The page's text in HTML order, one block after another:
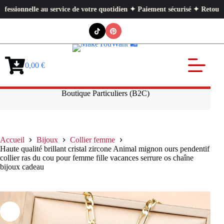
au service de votre quotidien ✦ Paiement sécurisé ✦ Retours faciles
Panier0,00 €
Boutique Particuliers (B2C)
Accueil Bijoux
Collier femme
Haute qualité brillant cristal zircone Animal mignon ours pendentif
collier ras du cou pour femme fille vacances serrure os chaîne
bijoux cadeau